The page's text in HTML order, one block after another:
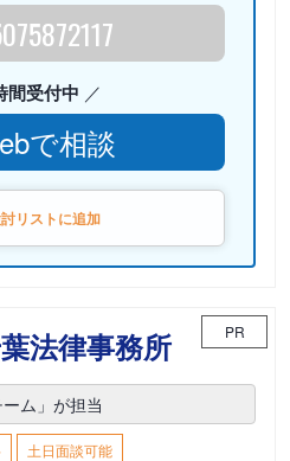
間受付中
で相談
リストに追加
法律事務所 PR
ム」が担当
土日面談可能